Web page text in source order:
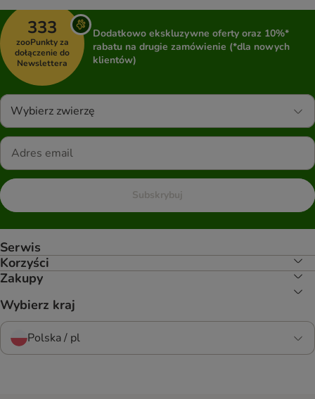
333
zooPunkty za
dołączenie do
Newslettera
Dodatkowo ekskluzywne oferty oraz 10%*
rabatu na drugie zamówienie (*dla nowych
klientów)
Wybierz zwierzę
Subskrybuj
Serwis
Korzyści
Zakupy
Wybierz kraj
Polska / pl